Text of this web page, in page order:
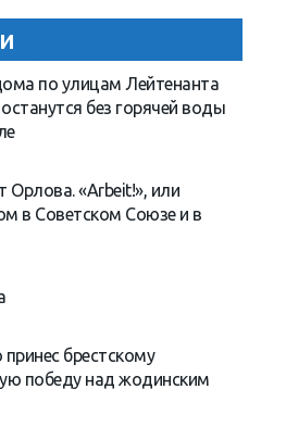
по улицам Лейтенанта
без горячей воды
Орлова. «Arbeit!», или
в Советском Союзе и в
брестскому
победу над жодинским